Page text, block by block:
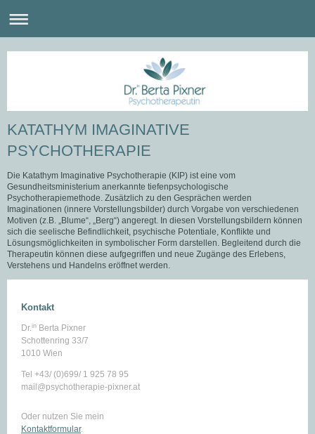
KATATHYM IMAGINATIVE
PSYCHOTHERAPIE
Die Katathym Imaginative Psychotherapie (KIP) ist eine vom
Gesundheitsministerium anerkannte tiefenpsychologische
Psychotherapiemethode. Zusätzlich zu den Gesprächen werden
Imaginationen (innere Vorstellungsbilder) durch Vorgabe von verschiedenen
Motiven (z.B. „Blume“, „Berg“) angeregt. In diesen Vorstellungsbildern können
sich die seelische Befindlichkeit, psychische Potentiale, Konflikte und
Lösungsmöglichkeiten in symbolischer Form darstellen. Begleitend durch die
Therapeutin können diese aufgegriffen und neue Zugänge des Erlebens,
Verstehens und Handelns eröffnet werden.
Kontakt
Dr. in Berta Pixner
Schottenring 33/7
1010 Wien
Tel +43/ (0)699/ 1 925 78 95
mail@psychotherapie-pixner.at
Oder nutzen Sie mein
Kontaktformular.